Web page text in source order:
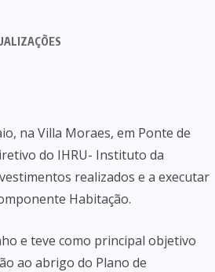
na Villa Moraes, em Ponte de
do IHRU- Instituto da
realizados e a executar
Habitação.
e teve como principal objetivo
ao abrigo do Plano de